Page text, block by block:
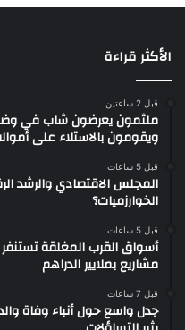
الأكثر قراءة
قبل 2 ساعتين
ملثمون يعرضون شاب في
ويقومون بالاستلاء على
قبل 5 ساعات
المجلس الاقتصادي والرشد
الخوارزميات؟
قبل 5 ساعات
أسواق القرب المغلقة
مشاريع بملايير الدراهم
قبل 7 ساعات
جدل واسع حول أنباء وفاة